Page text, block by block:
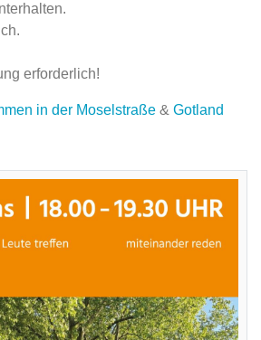
erforderlich!
in der Moselstraße & Gotland